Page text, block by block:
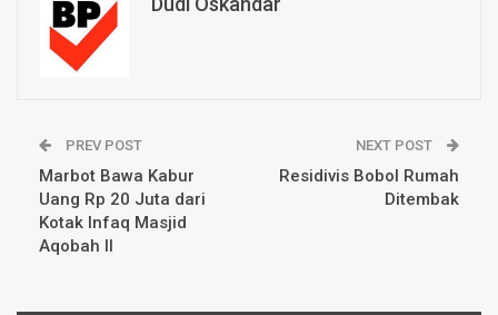
PREV POST
Marbot Bawa Kabur
Uang Rp 20 Juta dari
Kotak Infaq Masjid
Aqobah II
NEXT POST
Residivis Bobol Rumah
Ditembak